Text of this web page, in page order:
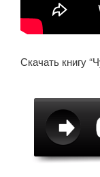
Скачать книгу